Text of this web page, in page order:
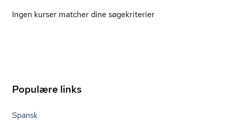
Ingen kurser matcher dine søgekriterier
Populære links
Spansk